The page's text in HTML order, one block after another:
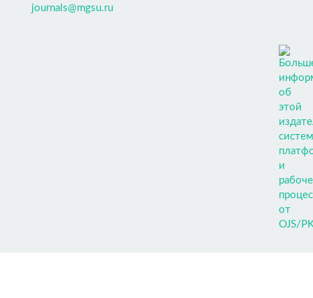
journals@mgsu.ru